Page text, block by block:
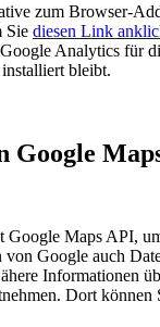
zum Browser-
Sie diesen Link
Analytics für
bleibt.
Google
Google Maps API,
Google auch
Informationen
Dort können